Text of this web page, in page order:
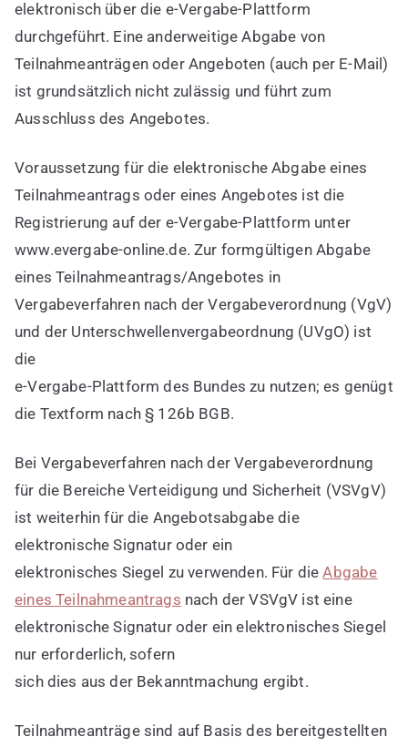
Angeboten
in
bei
E-
Vergabe
elektronisch über die e-Vergabe-Plattform
durchgeführt. Eine anderweitige Abgabe von
Teilnahmeanträgen oder Angeboten (auch per E-Mail)
ist grundsätzlich nicht zulässig und führt zum
Ausschluss des Angebotes.
Voraussetzung für die elektronische Abgabe eines
Teilnahmeantrags oder eines Angebotes ist die
Registrierung auf der e-Vergabe-Plattform unter
www.evergabe-online.de. Zur formgültigen Abgabe
eines Teilnahmeantrags/Angebotes in
Vergabeverfahren nach der Vergabeverordnung (VgV)
und der Unterschwellenvergabeordnung (UVgO) ist
die
e-Vergabe-Plattform des Bundes zu nutzen; es genügt
die Textform nach § 126b BGB.
Bei Vergabeverfahren nach der Vergabeverordnung
für die Bereiche Verteidigung und Sicherheit (VSVgV)
ist weiterhin für die Angebotsabgabe die
elektronische Signatur oder ein
elektronisches Siegel zu verwenden. Für dieAbgabe
eines Teilnahmeantrags nach der VSVgV ist eine
elektronische Signatur oder ein elektronisches Siegel
nur erforderlich, sofern
sich dies aus der Bekanntmachung ergibt.
Teilnahmeanträge sind auf Basis des bereitgestellten